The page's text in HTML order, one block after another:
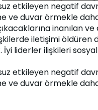
etkileyen negatif
ve duvar örmekle
inanılan
iletişimi öldüren
İyi liderler ilişkileri
etkileyen negatif
ve duvar örmekle